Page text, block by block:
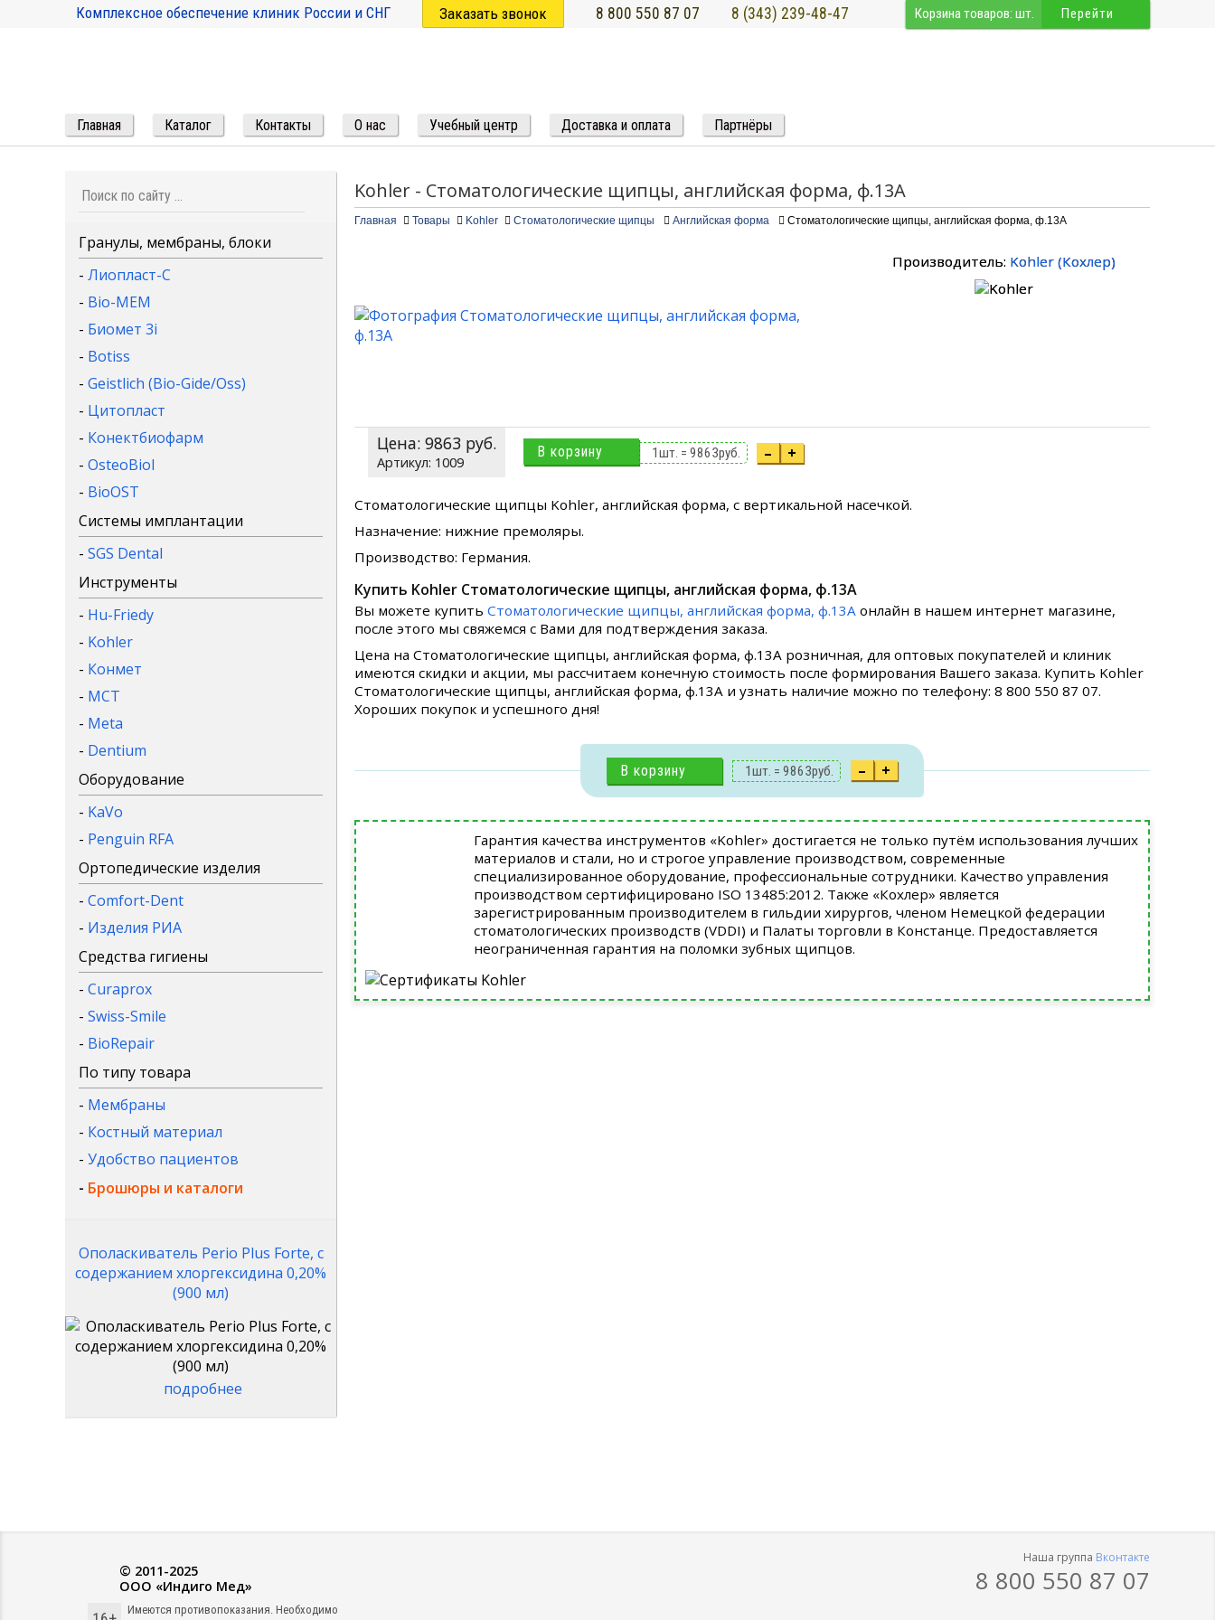
Перейти
Корзина товаров: шт.
Комплексное обеспечение клиник России и СНГ Заказать звонок 8 800 550 87 07 8 (343) 239-48-47
Главная Каталог Контакты О нас Учебный центр Доставка и оплата Партнёры
Kohler - Стоматологические щипцы, английская форма, ф.13А
Главная Товары Kohler Стоматологические щипцы Английская форма Стоматологические щипцы, английская форма, ф.13А
Производитель: Kohler(Кохлер)
Цена: 9863 руб.
1009
В корзину 1шт. = 9863руб. – +
Стоматологические щипцы Kohler, английская форма, с вертикальной насечкой.
Назначение: нижние премоляры.
Производство: Германия.
Купить Kohler Стоматологические щипцы, английская форма, ф.13А
Вы можете купить Стоматологические щипцы, английская форма, ф.13А онлайн в нашем интернет магазине,
после этого мы свяжемся с Вами для подтверждения заказа.
Цена на Стоматологические щипцы, английская форма, ф.13А розничная, для оптовых покупателей и клиник
имеются скидки и акции, мы рассчитаем конечную стоимость после формирования Вашего заказа. Купить Kohler
Стоматологические щипцы, английская форма, ф.13А и узнать наличие можно по телефону: 8 800 550 87 07.
Хороших покупок и успешного дня!
В корзину 1 шт. = 9863руб. – +
Гарантия качества инструментов «Kohler» достигается не только путём использования лучших
материалов и стали, но и строгое управление производством, современные
специализированное оборудование, профессиональные сотрудники. Качество управления
производством сертифицировано ISO 13485:2012. Также «Кохлер» является
зарегистрированным производителем в гильдии хирургов, членом Немецкой федерации
стоматологических производств (VDDI) и Палаты торговли в Констанце. Предоставляется
неограниченная гарантия на поломки зубных щипцов.
Гранулы, мембраны, блоки
- Лиопласт-С
- Bio-MEM
- Биомет 3i
- Botiss
- Geistlich (Bio-Gide/Oss)
- Цитопласт
- Конектбиофарм
- OsteoBiol
- BioOST
Системы имплантации
- SGS Dental
Инструменты
- Hu-Friedy
- Kohler
- Конмет
- MCT
- Meta
- Dentium
Оборудование
- KaVo
- Penguin RFA
Ортопедические изделия
- Comfort-Dent
- Изделия РИА
Средства гигиены
- Curaprox
- Swiss-Smile
- BioRepair
По типу товара
- Мембраны
- Костный материал
- Удобство пациентов
- Брошюры и каталоги
Ополаскиватель Perio Plus Forte, с
содержанием хлоргексидина 0,20%
(900 мл)
подробнее
Наша группа Вконтакте
8 800 550 87 07
© 2011-2025
ООО «Индиго Мед»
Имеются противопоказания. Необходимо